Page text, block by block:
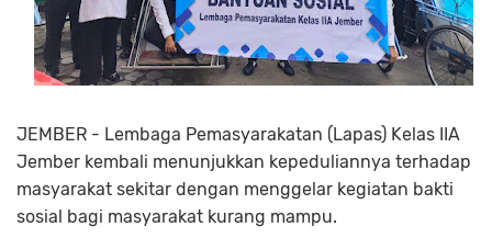
JEMBER - Lembaga Pemasyarakatan (Lapas) Kelas IIA
Jember kembali menunjukkan kepeduliannya terhadap
masyarakat sekitar dengan menggelar kegiatan bakti
sosial bagi masyarakat kurang mampu.